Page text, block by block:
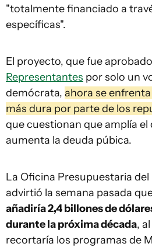
"totalmente financiado a
específicas".
El proyecto, que fue
Representantes por solo un
demócrata, ahora se
más dura por parte de los
que cuestionan que amplía
aumenta la deuda púbica.
La Oficina Presupuestaria del
advirtió la semana pasada
añadiría 2,4 billones de
durante la próxima década,
recortaría los programas de